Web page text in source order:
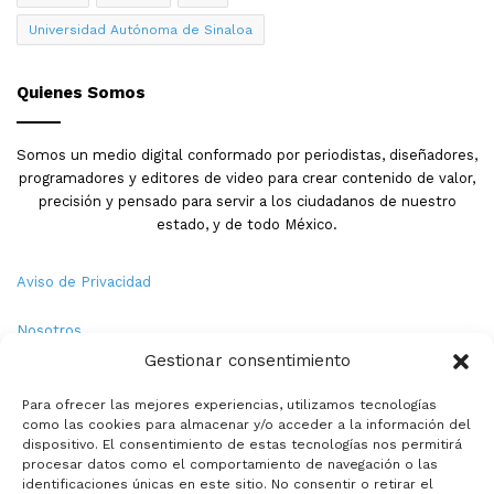
Gestionar consentimiento
Para ofrecer las mejores experiencias, utilizamos tecnologías
como las cookies para almacenar y/o acceder a la información del
dispositivo. El consentimiento de estas tecnologías nos permitirá
procesar datos como el comportamiento de navegación o las
identificaciones únicas en este sitio. No consentir o retirar el
Universidad Autónoma de Sinaloa
Quienes Somos
Somos un medio digital conformado por periodistas, diseñadores,
programadores y editores de video para crear contenido de valor,
precisión y pensado para servir a los ciudadanos de nuestro
estado, y de todo México.
Aviso de Privacidad
Nosotros
Política de Cookies
Contacto